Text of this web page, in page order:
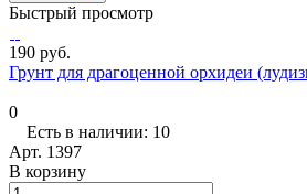
Быстрый просмотр
190 руб.
Грунт для драгоценной орхидеи
0
Есть в наличии: 10
Арт. 1397
В корзину